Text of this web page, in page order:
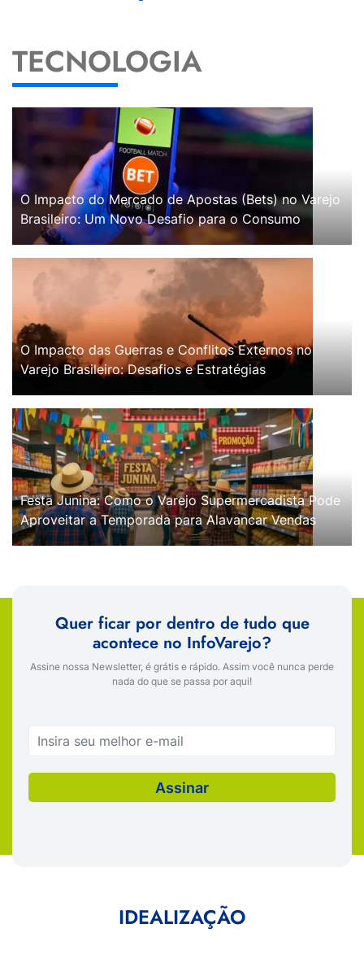
TECNOLOGIA
O Impacto do Mercado de Apostas (Bets) no Varejo
Brasileiro: Um Novo Desafio para o Consumo
O Impacto das Guerras e Conflitos Externos no
Varejo Brasileiro: Desafios e Estratégias
Festa Junina: Como o Varejo Supermercadista Pode
Aproveitar a Temporada para Alavancar Vendas
Quer ficar por dentro de tudo que
acontece no InfoVarejo?
Assine nossa Newsletter, é grátis e rápido. Assim você nunca perde
nada do que se passa por aqui!
IDEALIZAÇÃO